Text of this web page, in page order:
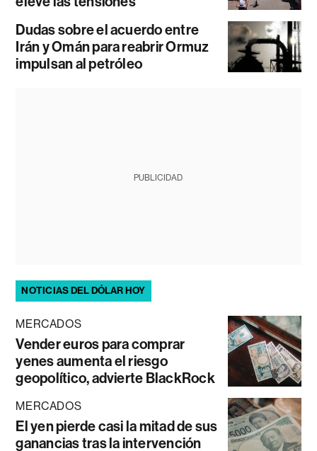
Dudas sobre el acuerdo entre
Irán y Omán para reabrir Ormuz
impulsan al petróleo
PUBLICIDAD
NOTICIAS DEL DÓLAR HOY
MERCADOS
Vender euros para comprar
yenes aumenta el riesgo
geopolítico, advierte BlackRock
MERCADOS
El yen pierde casi la mitad de sus
ganancias tras la intervención